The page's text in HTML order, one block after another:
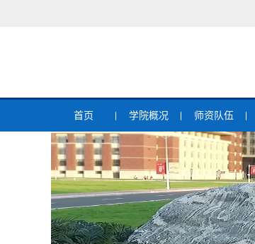
首页 学院概况 师资队伍